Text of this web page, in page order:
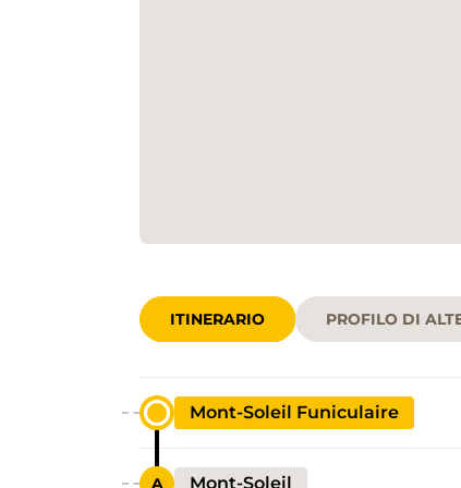
ITINERARIO PROFILO DI
Mont-Soleil Funiculaire
Mont-Soleil